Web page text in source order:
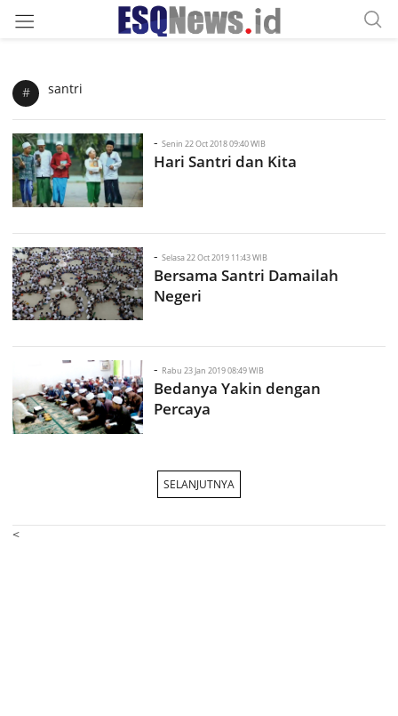
# santri
- Senin 22 Oct 2018 09:40 WIB
Hari Santri dan Kita
- Selasa 22 Oct 2019 11:43 WIB
Bersama Santri Damailah
Negeri
- Rabu 23 Jan 2019 08:49 WIB
Bedanya Yakin dengan
Percaya
SELANJUTNYA
<